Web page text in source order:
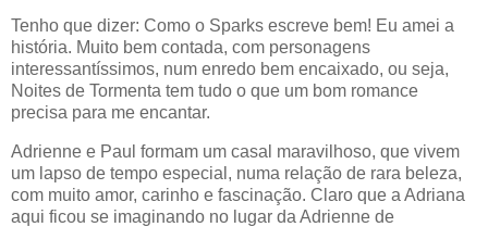
Tenho que dizer: Como o Sparks escreve bem! Eu amei a
história. Muito bem contada, com personagens
interessantíssimos, num enredo bem encaixado, ou seja,
Noites de Tormenta tem tudo o que um bom romance
precisa para me encantar.
Adrienne e Paul formam um casal maravilhoso, que vivem
um lapso de tempo especial, numa relação de rara beleza,
com muito amor, carinho e fascinação. Claro que a Adriana
aqui ficou se imaginando no lugar da Adrienne de